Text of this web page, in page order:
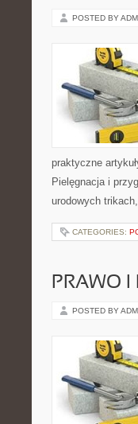
POSTED BY
praktyczne
Pielęgnacja i
urodowych
CATEGORIES:
PRAWO I
POSTED BY